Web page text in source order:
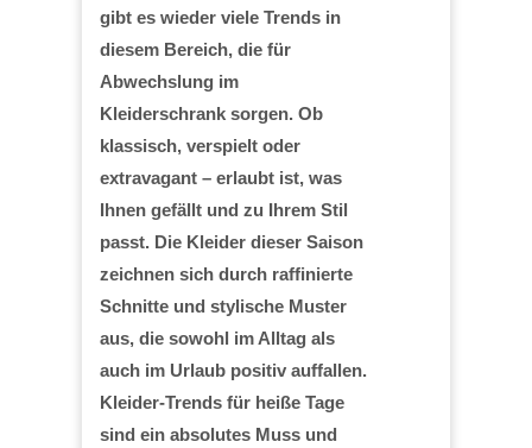
gibt es wieder viele Trends in
diesem Bereich, die für
Abwechslung im
Kleiderschrank sorgen. Ob
klassisch, verspielt oder
extravagant – erlaubt ist, was
Ihnen gefällt und zu Ihrem Stil
passt. Die Kleider dieser Saison
zeichnen sich durch raffinierte
Schnitte und stylische Muster
aus, die sowohl im Alltag als
auch im Urlaub positiv auffallen.
Kleider-Trends für heiße Tage
sind ein absolutes Muss und